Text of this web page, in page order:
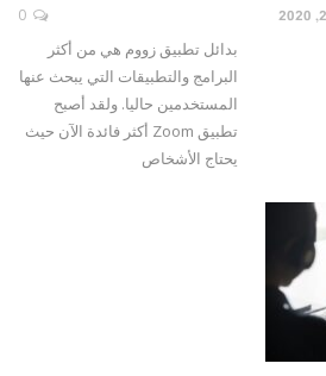
بدائل تطبيق زووم هي من أكثر
البرامج والتطبيقات التي يبحث عنها
المستخدمين حاليا. ولقد أصبح
تطبيق Zoom أكثر فائدة الآن حيث
يحتاج الأشخاص